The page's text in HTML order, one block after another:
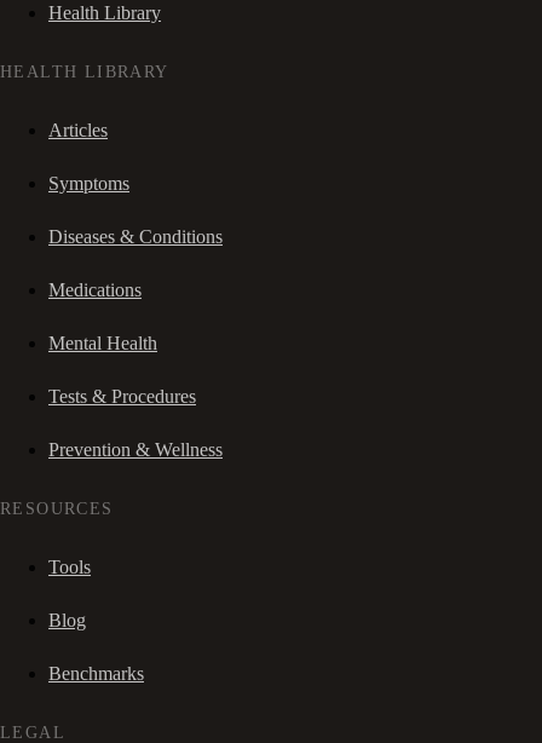
Health Library
HEALTH LIBRARY
Articles
Symptoms
Diseases & Conditions
Medications
Mental Health
Tests & Procedures
Prevention & Wellness
RESOURCES
Tools
Blog
Benchmarks
LEGAL